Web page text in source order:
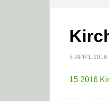
8. APRIL 2016
15-2016